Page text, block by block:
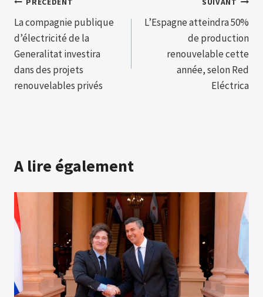
Navigation
de
l’article
PRÉCÉDENT
La compagnie publique
d’électricité de la
Generalitat investira
dans des projets
renouvelables privés
SUIVANT
L’Espagne atteindra 50%
de production
renouvelable cette
année, selon Red
Eléctrica
A lire également